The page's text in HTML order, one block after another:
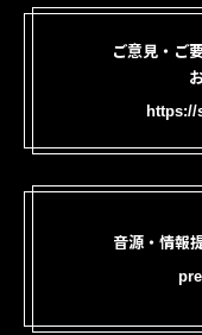
ご意見・ご
音源・情報